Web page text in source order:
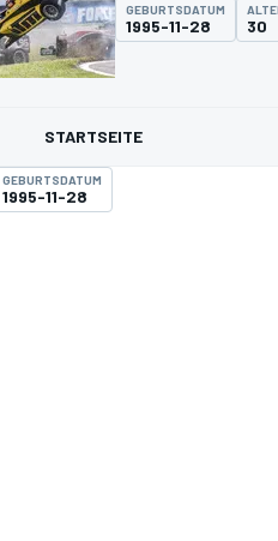
GEBURTSDATUM
1995-11-28 30
STARTSEITE
GEBURTSDATUM
1995-11-28